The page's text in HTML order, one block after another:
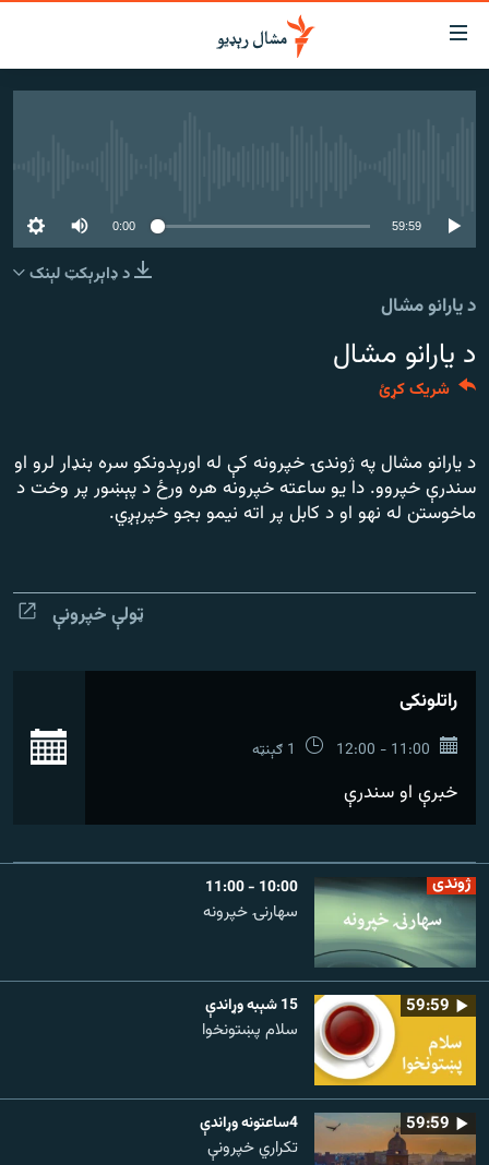
د
لاسرسي
ځای
لاړ
عمومي
کورپاڼې
ته
لاړ
ته
ورشئ
بلوچستان
افغانستان
نړۍ
ځانګړې مرکې، شننې
اوونیزې خپرونې
۱۴ ساعته راډیويي خپرونې
0:00 59:59
د ډاېرېکټ لېنک
د یارانو مشال
د یارانو مشال
شریک کړئ
د یارانو مشال په ژوندۍ خپرونه کې له اورېدونکو سره بنډار لرو او
سندرې خپروو. دا یو ساعته خپرونه هره ورځ د پېښور پر وخت د
ماخوستن له نهو او د کابل پر اته نیمو بجو خپرېږي.
ټولې خپرونې
راتلونکی
11:00 - 12:00 1 ګېنټه
خبرې او سندرې
ژوندی 10:00 - 11:00
سهارنۍ خپرونه
59:59 15 شېبه وړاندې
سلام پښتونخوا
59:59 4ساعتونه وړاندې
تکراري خپرونې